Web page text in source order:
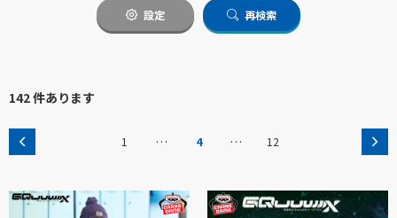
設定 再検索
142 件あります
1 … 4 … 12